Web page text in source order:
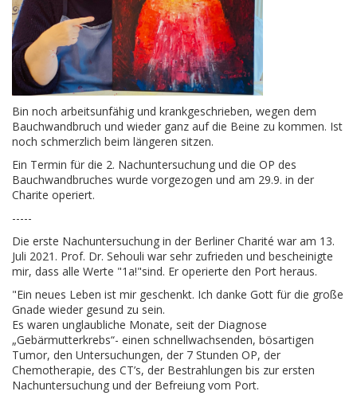
Bin noch arbeitsunfähig und krankgeschrieben, wegen dem
Bauchwandbruch und wieder ganz auf die Beine zu kommen. Ist
noch schmerzlich beim längeren sitzen.
Ein Termin für die 2. Nachuntersuchung und die OP des
Bauchwandbruches wurde vorgezogen und am 29.9. in der
Charite operiert.
-----
Die erste Nachuntersuchung in der Berliner Charité war am 13.
Juli 2021. Prof. Dr. Sehouli war sehr zufrieden und bescheinigte
mir, dass alle Werte "1a!"sind. Er operierte den Port heraus.
"Ein neues Leben ist mir geschenkt. Ich danke Gott für die große
Gnade wieder gesund zu sein.
Es waren unglaubliche Monate, seit der Diagnose
„Gebärmutterkrebs“- einen schnellwachsenden, bösartigen
Tumor, den Untersuchungen, der 7 Stunden OP, der
Chemotherapie, des CT’s, der Bestrahlungen bis zur ersten
Nachuntersuchung und der Befreiung vom Port.